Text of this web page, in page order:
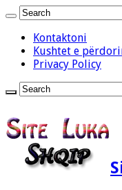
Kontaktoni
Kushtet e
Privacy Policy